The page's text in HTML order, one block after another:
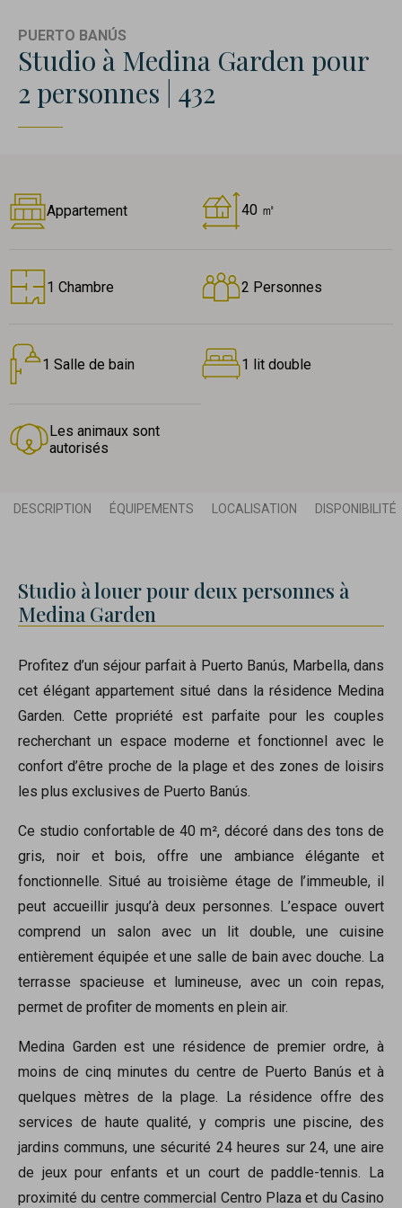
PUERTO BANÚS
Studio à Medina Garden pour
2 personnes | 432
Appartement 40 ㎡
1 Chambre 2 Personnes
1 Salle de bain 1 lit double
Les animaux sont
autorisés
DESCRIPTION ÉQUIPEMENTS LOCALISATION DISPONIBILITÉ
Studio à louer pour deux personnes à
Medina Garden
Profitez d’un séjour parfait à Puerto Banús, Marbella, dans
cet élégant appartement situé dans la résidence Medina
Garden. Cette propriété est parfaite pour les couples
recherchant un espace moderne et fonctionnel avec le
confort d’être proche de la plage et des zones de loisirs
les plus exclusives de Puerto Banús.
Ce studio confortable de 40 m², décoré dans des tons de
gris, noir et bois, offre une ambiance élégante et
fonctionnelle. Situé au troisième étage de l’immeuble, il
peut accueillir jusqu’à deux personnes. L’espace ouvert
comprend un salon avec un lit double, une cuisine
entièrement équipée et une salle de bain avec douche. La
terrasse spacieuse et lumineuse, avec un coin repas,
permet de profiter de moments en plein air.
Medina Garden est une résidence de premier ordre, à
moins de cinq minutes du centre de Puerto Banús et à
quelques mètres de la plage. La résidence offre des
services de haute qualité, y compris une piscine, des
jardins communs, une sécurité 24 heures sur 24, une aire
de jeux pour enfants et un court de paddle-tennis. La
proximité du centre commercial Centro Plaza et du Casino